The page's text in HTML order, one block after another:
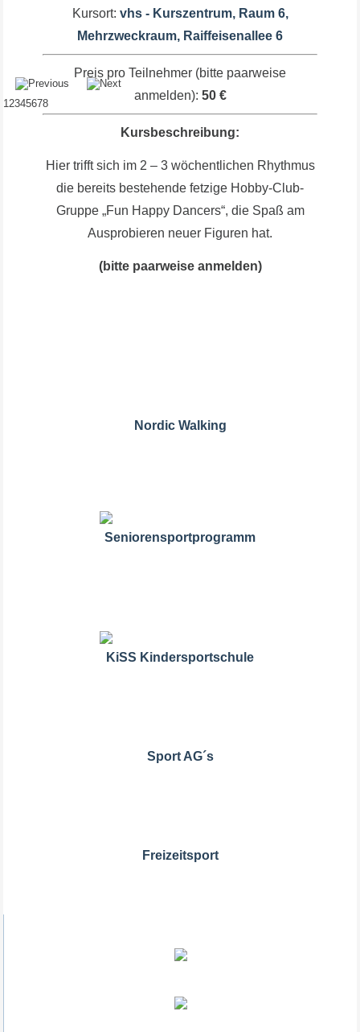
12345678
Kursort: vhs - Kurszentrum, Raum 6,
Mehrzweckraum, Raiffeisenallee 6
Preis pro Teilnehmer (bitte paarweise
anmelden): 50 €
Kursbeschreibung:
Hier trifft sich im 2 – 3 wöchentlichen Rhythmus
die bereits bestehende fetzige Hobby-Club-
Gruppe „Fun Happy Dancers“, die Spaß am
Ausprobieren neuer Figuren hat.
(bitte paarweise anmelden)
Nordic Walking
Seniorensportprogramm
KiSS Kindersportschule
Sport AG´s
Freizeitsport